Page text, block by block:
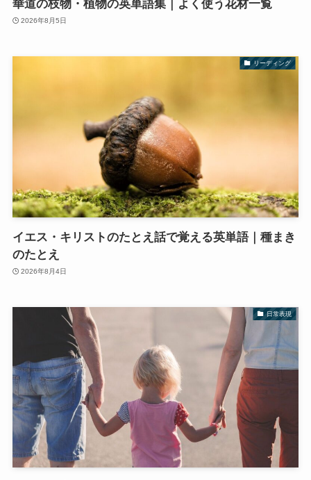
華道の枝物・植物の英単語集｜よく使う花材一覧
2026年8月5日
リーディング
イエス・キリストのたとえ話で覚える英単語｜種まき
のたとえ
2026年8月4日
日常表現